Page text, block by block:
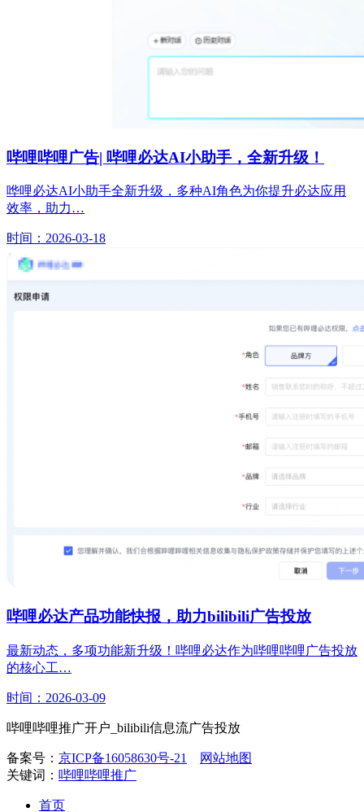
哔哩哔哩广告| 哔哩必达AI小助手，全新升级！
哗哩必达AI小助手全新升级，多种AI角色为你提升必达应用
效率，助力…
时间：2026-03-18
哔哩必达产品功能快报，助力bilibili广告投放
最新动态，多项功能新升级！哔哩必达作为哔哩哔哩广告投放
的核心工…
时间：2026-03-09
哔哩哔哩推广开户_bilibili信息流广告投放
备案号： 京ICP备16058630号-21
网站地图
关键词： 哔哩哔哩推广
首页